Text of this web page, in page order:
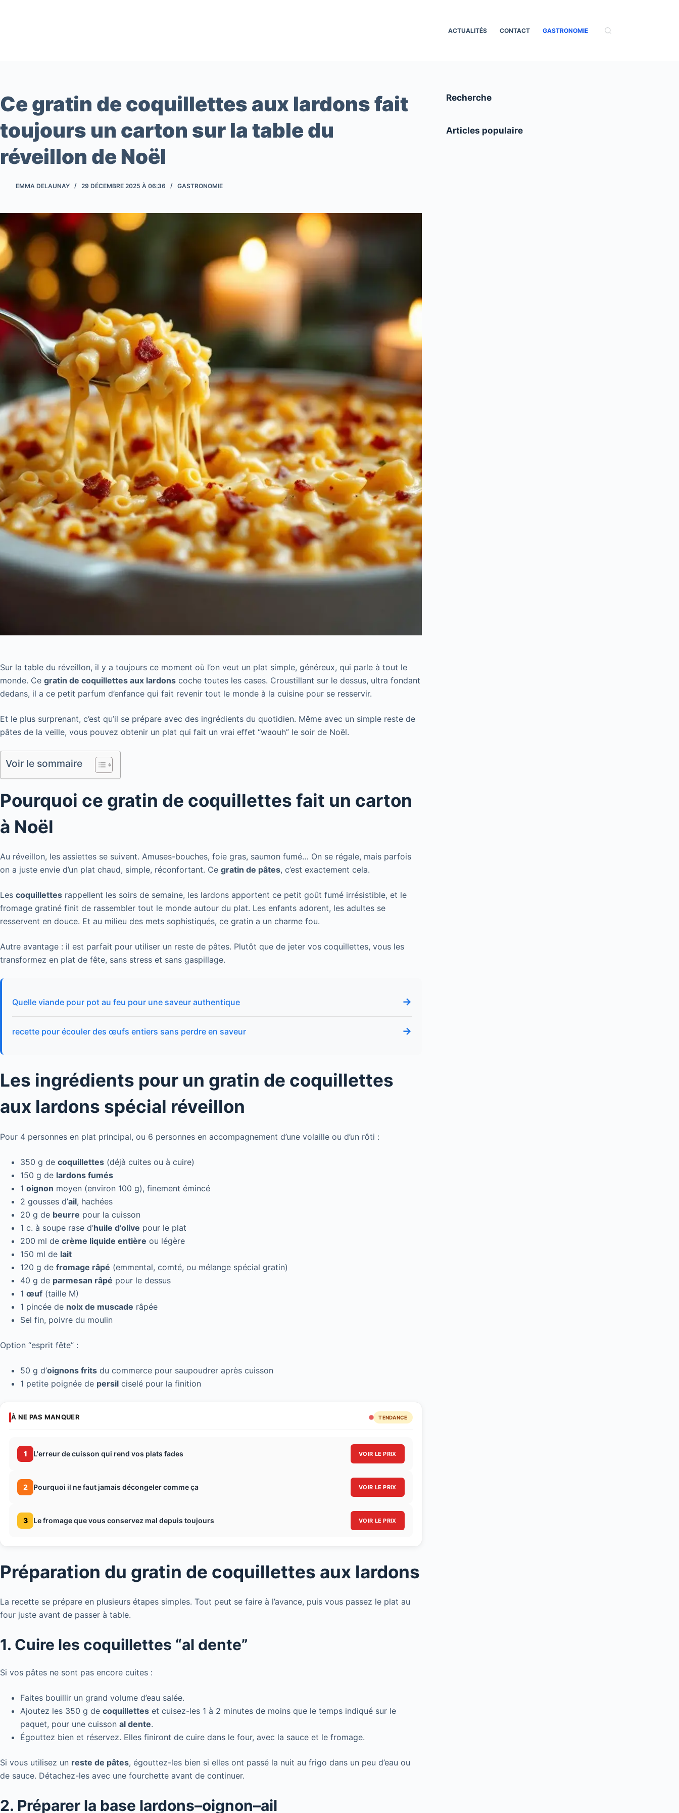
ACTUALITÉS CONTACT GASTRONOMIE
Ce gratin de coquillettes aux lardons fait
toujours un carton sur la table du
réveillon de Noël
EMMA DELAUNAY 29 DÉCEMBRE 2025 À 06:36 GASTRONOMIE
Sur la table du réveillon, il y a toujours ce moment où l’on veut un plat simple, généreux, qui parle à tout le
monde. Ce gratin de coquillettes aux lardons coche toutes les cases. Croustillant sur le dessus, ultra fondant
dedans, il a ce petit parfum d’enfance qui fait revenir tout le monde à la cuisine pour se resservir.
Et le plus surprenant, c’est qu’il se prépare avec des ingrédients du quotidien. Même avec un simple reste de
pâtes de la veille, vous pouvez obtenir un plat qui fait un vrai effet “waouh” le soir de Noël.
Voir le sommaire
Pourquoi ce gratin de coquillettes fait un carton
à Noël
Au réveillon, les assiettes se suivent. Amuses-bouches, foie gras, saumon fumé… On se régale, mais parfois
on a juste envie d’un plat chaud, simple, réconfortant. Ce gratin de pâtes, c’est exactement cela.
Les coquillettes rappellent les soirs de semaine, les lardons apportent ce petit goût fumé irrésistible, et le
fromage gratiné finit de rassembler tout le monde autour du plat. Les enfants adorent, les adultes se
resservent en douce. Et au milieu des mets sophistiqués, ce gratin a un charme fou.
Autre avantage : il est parfait pour utiliser un reste de pâtes. Plutôt que de jeter vos coquillettes, vous les
transformez en plat de fête, sans stress et sans gaspillage.
Quelle viande pour pot au feu pour une saveur authentique →
recette pour écouler des œufs entiers sans perdre en saveur →
Les ingrédients pour un gratin de coquillettes
aux lardons spécial réveillon
Pour 4 personnes en plat principal, ou 6 personnes en accompagnement d’une volaille ou d’un rôti :
350 g de coquillettes (déjà cuites ou à cuire)
150 g de lardons fumés
1 oignon moyen (environ 100 g), finement émincé
2 gousses d’ail, hachées
20 g de beurre pour la cuisson
1 c. à soupe rase d’huile d’olive pour le plat
200 ml de crème liquide entière ou légère
150 ml de lait
120 g de fromage râpé (emmental, comté, ou mélange spécial gratin)
40 g de parmesan râpé pour le dessus
1 œuf (taille M)
1 pincée de noix de muscade râpée
Sel fin, poivre du moulin
Option “esprit fête” :
50 g d’oignons frits du commerce pour saupoudrer après cuisson
1 petite poignée de persil ciselé pour la finition
À NE PAS MANQUER TENDANCE
1 L'erreur de cuisson qui rend vos plats fades VOIR LE PRIX
2 Pourquoi il ne faut jamais décongeler comme ça VOIR LE PRIX
3 Le fromage que vous conservez mal depuis toujours VOIR LE PRIX
Préparation du gratin de coquillettes aux lardons
La recette se prépare en plusieurs étapes simples. Tout peut se faire à l’avance, puis vous passez le plat au
four juste avant de passer à table.
1. Cuire les coquillettes “al dente”
Si vos pâtes ne sont pas encore cuites :
Faites bouillir un grand volume d’eau salée.
Ajoutez les 350 g de coquillettes et cuisez-les 1 à 2 minutes de moins que le temps indiqué sur le
paquet, pour une cuisson al dente.
Égouttez bien et réservez. Elles finiront de cuire dans le four, avec la sauce et le fromage.
Si vous utilisez un reste de pâtes, égouttez-les bien si elles ont passé la nuit au frigo dans un peu d’eau ou
de sauce. Détachez-les avec une fourchette avant de continuer.
2. Préparer la base lardons–oignon–ail
Recherche
Articles populaire